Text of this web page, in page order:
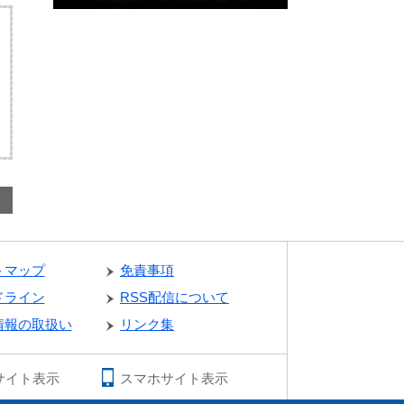
マップ
免責事項
ライン
RSS配信について
報の取扱い
リンク集
イト表示 スマホサイト表示